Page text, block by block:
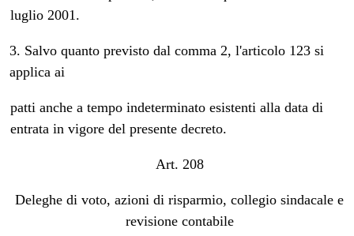
luglio 2001.
3. Salvo quanto previsto dal comma 2, l'articolo 123 si
applica ai
patti anche a tempo indeterminato esistenti alla data di
entrata in vigore del presente decreto.
Art. 208
Deleghe di voto, azioni di risparmio, collegio sindacale e
revisione contabile